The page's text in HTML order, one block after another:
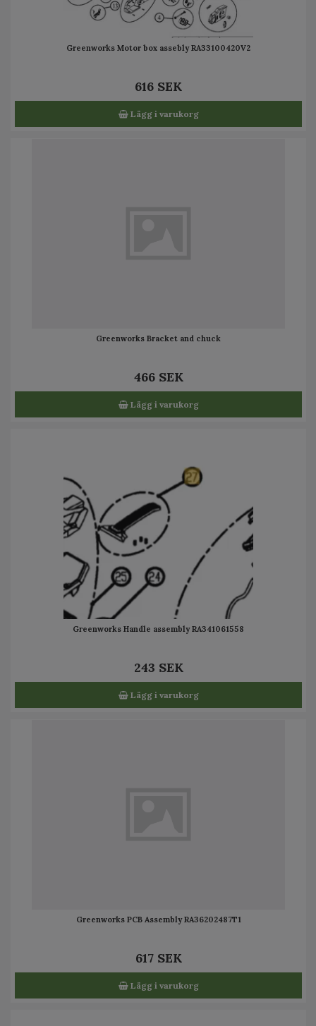
Greenworks Motor box assebly RA33100420V2
616 SEK
Lägg i varukorg
Greenworks Bracket and chuck
466 SEK
Lägg i varukorg
Greenworks Handle assembly RA341061558
243 SEK
Lägg i varukorg
Greenworks PCB Assembly RA36202487T1
617 SEK
Lägg i varukorg